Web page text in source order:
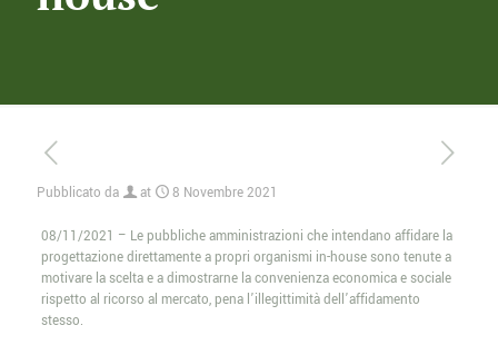
Pubblicato da at 8 Novembre 2021
08/11/2021 – Le pubbliche amministrazioni che intendano affidare la
progettazione direttamente a propri organismi in-house sono tenute a
motivare la scelta e a dimostrarne la convenienza economica e sociale
rispetto al ricorso al mercato, pena l’illegittimità dell’affidamento
stesso.